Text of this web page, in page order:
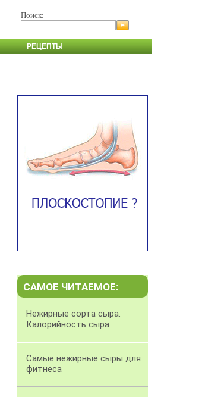
Поиск:
РЕЦЕПТЫ
САМОЕ ЧИТАЕМОЕ:
Нежирные сорта сыра.
Калорийность сыра
Самые нежирные сыры для
фитнеса